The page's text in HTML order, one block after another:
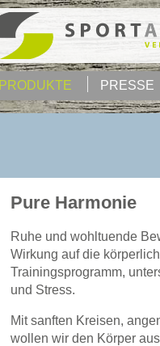
PRODUKTE PRESSE
Pure Harmonie
Ruhe und wohltuende
Wirkung auf die
Trainingsprogramm,
und Stress.
Mit sanften Kreisen,
wollen wir den Körper